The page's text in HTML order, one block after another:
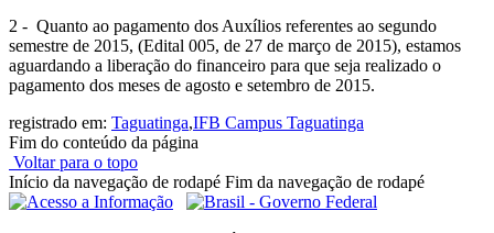
2 - Quanto ao pagamento dos Auxílios referentes ao segundo
semestre de 2015, (Edital 005, de 27 de março de 2015), estamos
aguardando a liberação do financeiro para que seja realizado o
pagamento dos meses de agosto e setembro de 2015.
registrado em: Taguatinga,IFB Campus Taguatinga
Fim do conteúdo da página
Voltar para o topo
Início da navegação de rodapé Fim da navegação de rodapé